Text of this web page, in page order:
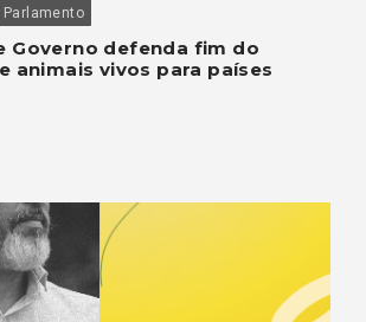
Parlamento
Governo defenda fim do
animais vivos para países